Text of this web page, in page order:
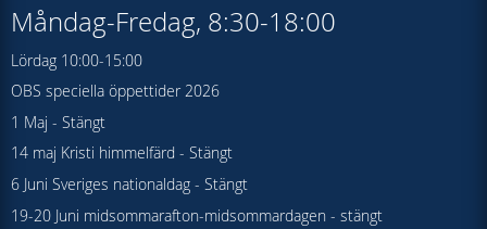
Måndag-Fredag, 8:30-18:00
Lördag 10:00-15:00
OBS speciella öppettider 2026
1 Maj - Stängt
14 maj Kristi himmelfärd - Stängt
6 Juni Sveriges nationaldag - Stängt
19-20 Juni midsommarafton-midsommardagen - stängt